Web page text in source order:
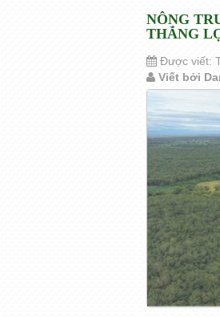
NÔNG
THẮNG
Được viết:
Viết bởi